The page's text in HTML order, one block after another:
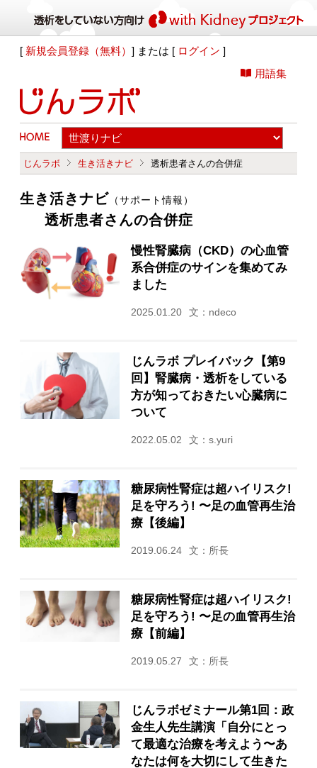
[ 新規会員登録（無料）] または [ ログイン ]
用語集
じんラボ 生き活きナビ 透析患者さんの合併症
生き活きナビ （サポート情報）
透析患者さんの合併症
慢性腎臓病（CKD）の心血管
系合併症のサインを集めてみ
ました
2025.01.20 文：ndeco
じんラボ プレイバック【第9
回】腎臓病・透析をしている
方が知っておきたい心臓病に
ついて
2022.05.02 文：s.yuri
糖尿病性腎症は超ハイリスク!
足を守ろう! 〜足の血管再生治
療【後編】
2019.06.24 文：所長
糖尿病性腎症は超ハイリスク!
足を守ろう! 〜足の血管再生治
療【前編】
2019.05.27 文：所長
じんラボゼミナール第1回：政
金生人先生講演「自分にとっ
て最適な治療を考えよう〜あ
なたは何を大切にして生きた